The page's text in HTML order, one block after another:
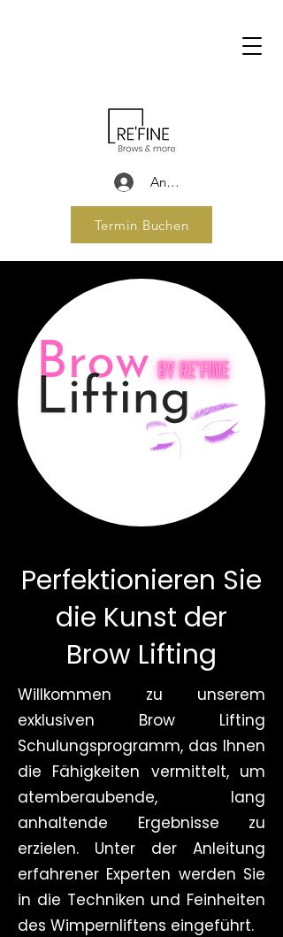
Termin Buchen
Anmelden
Perfektionieren Sie
die Kunst der
Brow Lifting
Willkommen zu unserem
exklusiven Brow Lifting
Schulungsprogramm, das Ihnen
die Fähigkeiten vermittelt, um
atemberaubende, lang
anhaltende Ergebnisse zu
erzielen. Unter der Anleitung
erfahrener Experten werden Sie
in die Techniken und Feinheiten
des Wimpernliftens eingeführt.